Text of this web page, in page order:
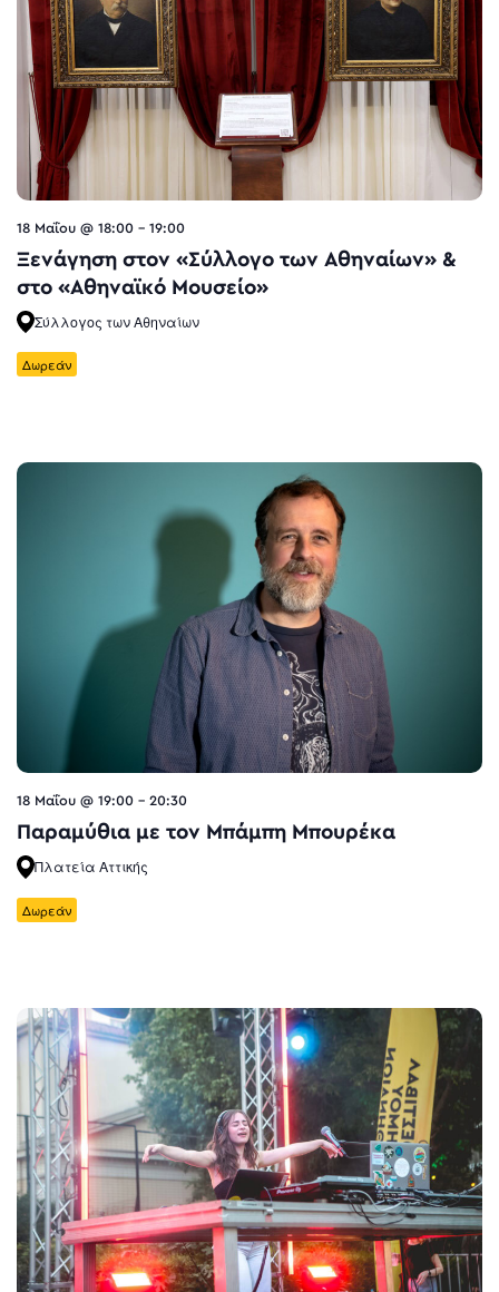
18 Μαΐου @ 18:00 - 19:00
Ξενάγηση στον «Σύλλογο των Αθηναίων» &
στο «Αθηναϊκό Μουσείο»
Σύλλογος των Αθηναίων
Δωρεάν
18 Μαΐου @ 19:00 - 20:30
Παραμύθια με τον Μπάμπη Μπουρέκα
Πλατεία Αττικής
Δωρεάν